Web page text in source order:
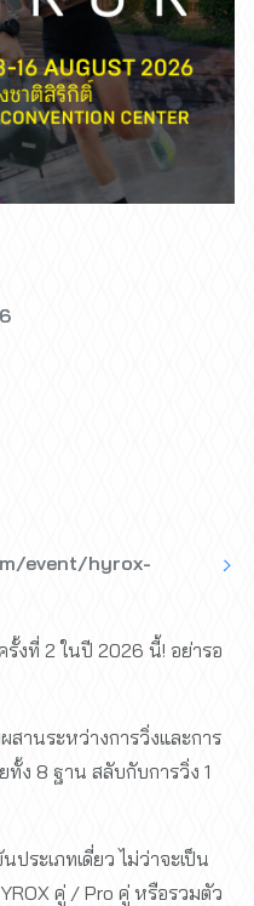
event/hyrox-
รั้งที่ 2 ในปี 2026 นี้! อย่ารอ
สานระหว่างการวิ่งและการ
ทั้ง 8 ฐาน สลับกับการวิ่ง 1
ระเภทเดี่ยว ไม่ว่าจะเป็น
คู่ / Pro คู่ หรือรวมตัว